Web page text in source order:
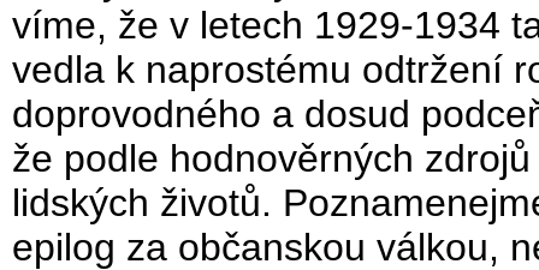
víme, že v letech 1929-1934
vedla k naprostému odtržení
doprovodného a dosud
že podle hodnověrných
lidských životů.
epilog za občanskou válkou,